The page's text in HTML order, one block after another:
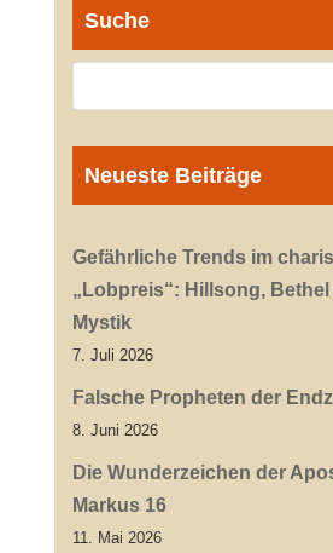
Suche
Neueste Beiträge
Gefährliche Trends im
„Lobpreis“: Hillsong,
Mystik
7. Juli 2026
Falsche Propheten der
8. Juni 2026
Die Wunderzeichen der
Markus 16
11. Mai 2026